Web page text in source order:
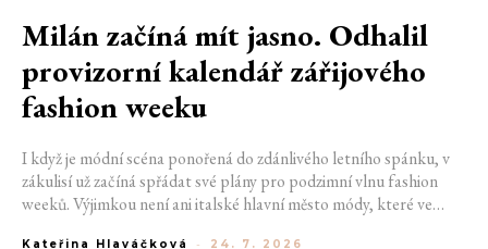
Milán začíná mít jasno. Odhalil
provizorní kalendář zářijového
fashion weeku
I když je módní scéna ponořená do zdánlivého letního spánku, v
zákulisí už začíná spřádat své plány pro podzimní vlnu fashion
weeků. Výjimkou není ani italské hlavní město módy, které ve
Kateřina Hlaváčková - 24. 7. 2026